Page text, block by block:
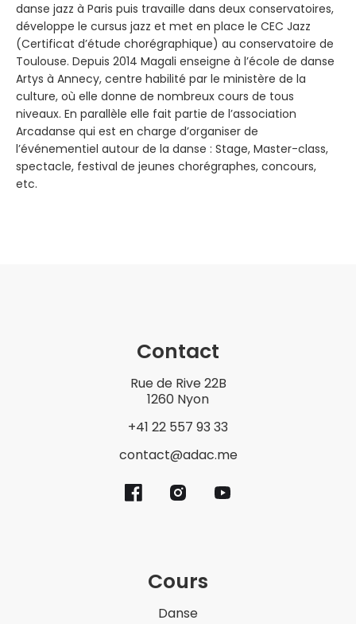
danse jazz à Paris puis travaille dans deux conservatoires,
développe le cursus jazz et met en place le CEC Jazz
(Certificat d’étude chorégraphique) au conservatoire de
Toulouse. Depuis 2014 Magali enseigne à l’école de danse
Artys à Annecy, centre habilité par le ministère de la
culture, où elle donne de nombreux cours de tous
niveaux. En parallèle elle fait partie de l’association
Arcadanse qui est en charge d’organiser de
l’événementiel autour de la danse : Stage, Master-class,
spectacle, festival de jeunes chorégraphes, concours,
etc.
Contact
Rue de Rive 22B
1260 Nyon
+41 22 557 93 33
contact@adac.me
Cours
Danse